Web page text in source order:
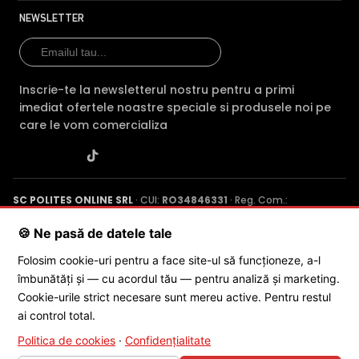
BLC (Backlight Compensation)
Functia BLC (compensarea luminii din spate) cu care este
dotata camera de supraveghere video DAHUA HAC-
HDW1500T-IL-A-0280B-S3-DIP, permite ca obiectele
aflate pe un fundal foarte luminos, de exemplu, in dreptul
NEWSLETTER
Inscrie-te la newsletterul nostru pentru a primi
imediat ofertele noastre speciale si produsele noi pe
care le vom comercializa
SC POLITES ONLINE SRL · CUI: RO34846331 · Reg. Com.:
Poenaru, Nr. 1, Craiova, Jud. Dolj ·
© 2026 SC POLITES ONLINE SRL
🍪 Ne pasă de datele tale
Folosim cookie-uri pentru a face site-ul să funcționeze, a-l
îmbunătăți și — cu acordul tău — pentru analiză și marketing.
Cookie-urile strict necesare sunt mereu active. Pentru restul
ai control total.
Politica de cookies · Confidențialitate